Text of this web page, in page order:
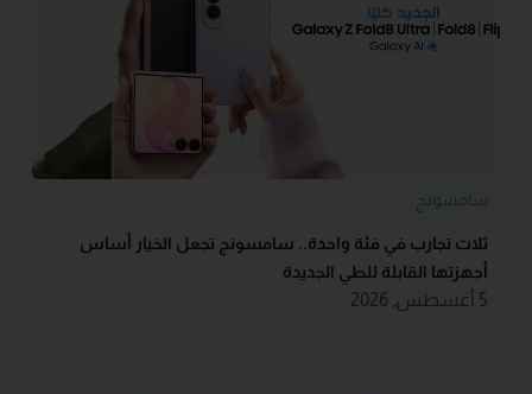
سامسونج
ثلاث تجارب في فئة واحدة.. سامسونج تجعل الخيار أساس
أجهزتها القابلة للطي الجديدة
5 أغسطس, 2026